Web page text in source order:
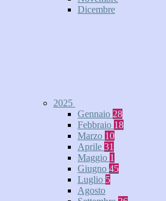
Dicembre
2025
Gennaio 28
Febbraio 18
Marzo 10
Aprile 31
Maggio 1
Giugno 45
Luglio 5
Agosto